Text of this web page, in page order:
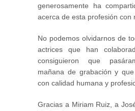
generosamente ha
acerca de esta profesión con
No podemos olvidarnos de
actrices que han
consiguieron que
mañana de grabación y
con calidad humana y
Gracias a Miriam Ruiz, a